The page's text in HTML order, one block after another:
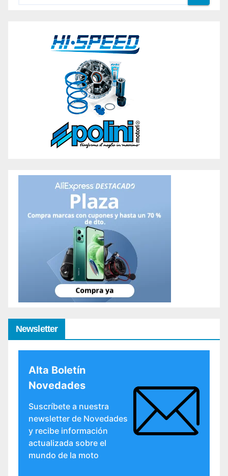
Newsletter
Alta Boletín
Novedades
Suscríbete a nuestra
newsletter de Novedades
y recibe información
actualizada sobre el
mundo de la moto